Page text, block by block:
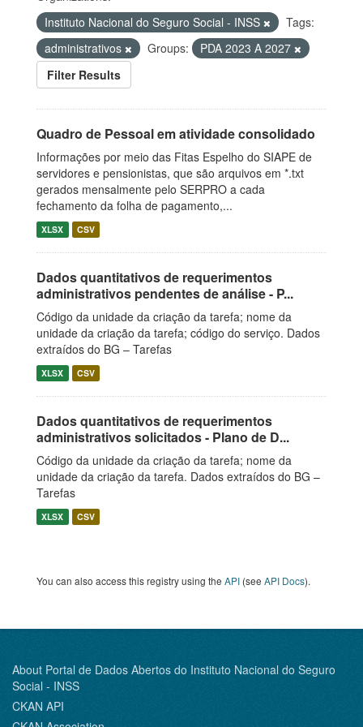
Instituto Nacional do Seguro Social - INSS
Tags:
administrativos
Groups:
PDA 2023 A 2027
Filter Results
Quadro de Pessoal em atividade consolidado
Informações por meio das Fitas Espelho do SIAPE de
servidores e pensionistas, que são arquivos em *.txt
gerados mensalmente pelo SERPRO a cada
fechamento da folha de pagamento,...
XLSX CSV
Dados quantitativos de requerimentos
administrativos pendentes de análise - P...
Código da unidade da criação da tarefa; nome da
unidade da criação da tarefa; código do serviço. Dados
extraídos do BG – Tarefas
XLSX CSV
Dados quantitativos de requerimentos
administrativos solicitados - Plano de D...
Código da unidade da criação da tarefa; nome da
unidade da criação da tarefa. Dados extraídos do BG –
Tarefas
XLSX CSV
You can also access this registry using the API (see API Docs).
About Portal de Dados Abertos do Instituto Nacional do Seguro
Social - INSS
CKAN API